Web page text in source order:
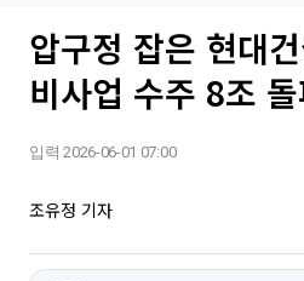
압구정 잡은 현대
비사업 수주 8조
입력 2026-06-01 07:00
조유정 기자